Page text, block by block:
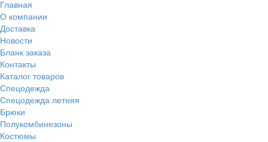
Главная
О компании
Доставка
Новости
Бланк заказа
Контакты
Каталог товаров
Спецодежда
Спецодежда летняя
Брюки
Полукомбинезоны
Костюмы